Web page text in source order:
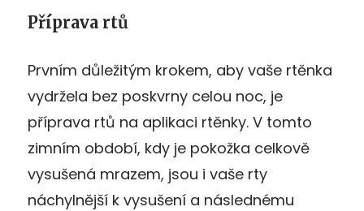
Příprava rtů
Prvním důležitým krokem, aby vaše rtěnka
vydržela bez poskvrny celou noc, je
příprava rtů na aplikaci rtěnky. V tomto
zimním období, kdy je pokožka celkově
vysušená mrazem, jsou i vaše rty
náchylnější k vysušení a následnému